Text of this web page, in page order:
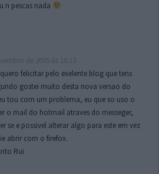
n pescas nada
felicitar pelo exelente blog que tens
gostei muito desta nova versao do
tou com um problema, eu que so uso o
o mail do hotmail atraves do messeger,
se e possivel alterar algo para este em vez
abrir com o firefox.
Rui